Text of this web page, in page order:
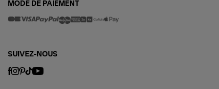
MODE DE PAIEMENT
SUIVEZ-NOUS